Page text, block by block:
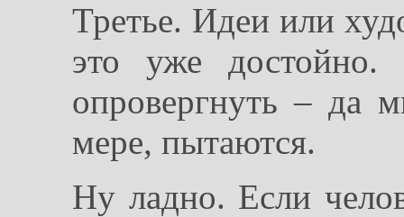
Третье. Идеи или
это уже достойно.
опровергнуть – да
мере, пытаются.
Ну ладно. Если